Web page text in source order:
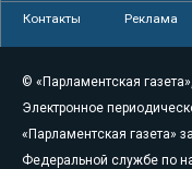
Контакты Реклама
© «Парламентская
Электронное
«Парламентская газета»
Федеральной службе по